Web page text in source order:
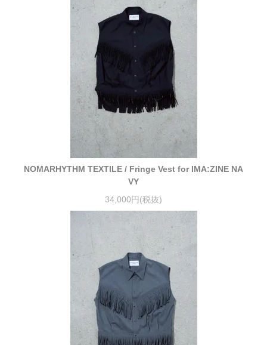
NOMARHYTHM TEXTILE / Fringe Vest for IMA:ZINE NA
VY
34,000円(税抜)